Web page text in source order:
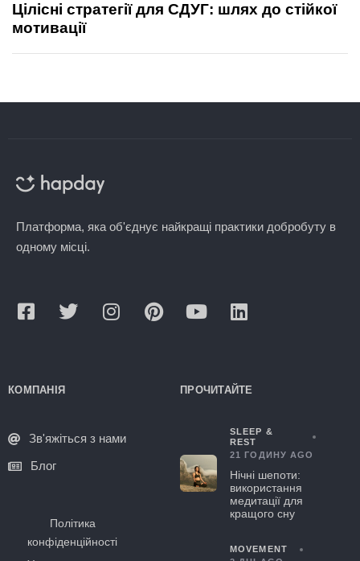
Цілісні стратегії для СДУГ: шлях до стійкої
мотивації
Платформа, яка об'єднує найкращі практики добробуту в
одному місці.
КОМПАНІЯ
Зв'яжіться з нами
Блог
Політика
конфіденційності
ПРОЧИТАЙТЕ
SLEEP &
REST
21 ГОДИНУ AGO
Нічні шепоти:
використання
медитації для
кращого сну
MOVEMENT